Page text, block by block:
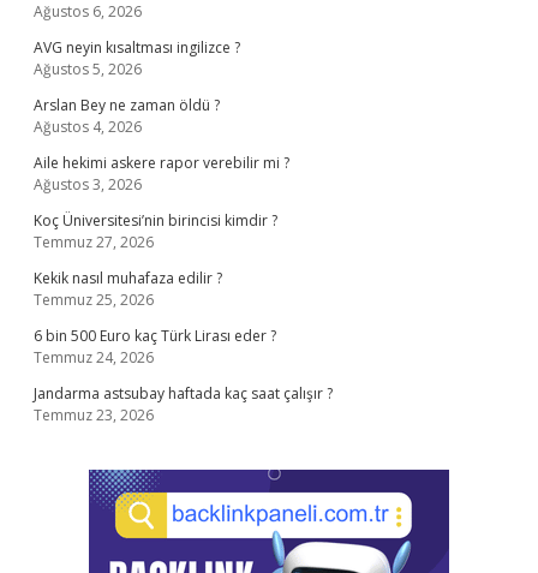
Ağustos 6, 2026
AVG neyin kısaltması ingilizce ?
Ağustos 5, 2026
Arslan Bey ne zaman öldü ?
Ağustos 4, 2026
Aile hekimi askere rapor verebilir mi ?
Ağustos 3, 2026
Koç Üniversitesi’nin birincisi kimdir ?
Temmuz 27, 2026
Kekik nasıl muhafaza edilir ?
Temmuz 25, 2026
6 bin 500 Euro kaç Türk Lirası eder ?
Temmuz 24, 2026
Jandarma astsubay haftada kaç saat çalışır ?
Temmuz 23, 2026